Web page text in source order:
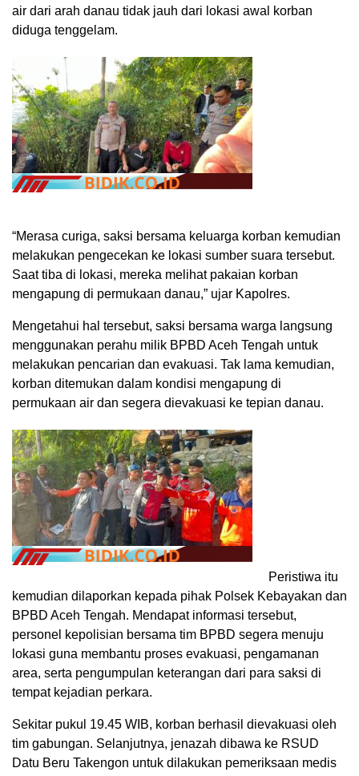
air dari arah danau tidak jauh dari lokasi awal korban
diduga tenggelam.
“Merasa curiga, saksi bersama keluarga korban kemudian
melakukan pengecekan ke lokasi sumber suara tersebut.
Saat tiba di lokasi, mereka melihat pakaian korban
mengapung di permukaan danau,” ujar Kapolres.
Mengetahui hal tersebut, saksi bersama warga langsung
menggunakan perahu milik BPBD Aceh Tengah untuk
melakukan pencarian dan evakuasi. Tak lama kemudian,
korban ditemukan dalam kondisi mengapung di
permukaan air dan segera dievakuasi ke tepian danau.
Peristiwa itu
kemudian dilaporkan kepada pihak Polsek Kebayakan dan
BPBD Aceh Tengah. Mendapat informasi tersebut,
personel kepolisian bersama tim BPBD segera menuju
lokasi guna membantu proses evakuasi, pengamanan
area, serta pengumpulan keterangan dari para saksi di
tempat kejadian perkara.
Sekitar pukul 19.45 WIB, korban berhasil dievakuasi oleh
tim gabungan. Selanjutnya, jenazah dibawa ke RSUD
Datu Beru Takengon untuk dilakukan pemeriksaan medis